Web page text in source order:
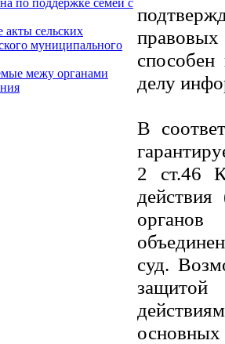
по поддержке семей с
сельских
муниципального
межу органами
делу
В
2 ст.46
действия
органов
суд.
основных